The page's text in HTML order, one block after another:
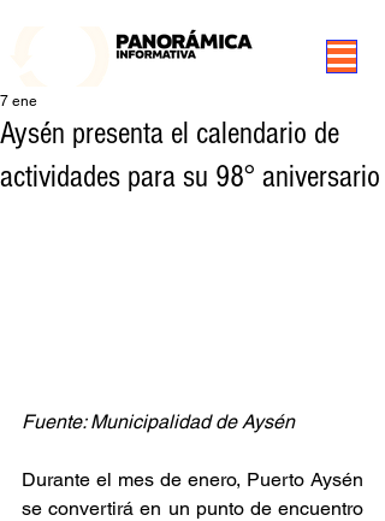
Aysén presenta el calendario de
actividades para su 98° aniversario
7 ene
Fuente: Municipalidad de Aysén
Durante el mes de enero, Puerto Aysén
se convertirá en un punto de encuentro